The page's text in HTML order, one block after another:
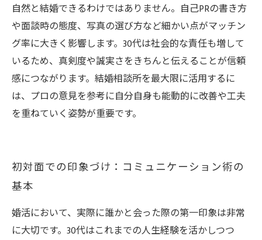
自然と結婚できるわけではありません。自己PRの書き方
や面談時の態度、写真の選び方など細かい点がマッチン
グ率に大きく影響します。30代は社会的な責任も増して
いるため、真剣度や誠実さをきちんと伝えることが信頼
感につながります。結婚相談所を最大限に活用するに
は、プロの意見を参考に自分自身も能動的に改善や工夫
を重ねていく姿勢が重要です。
初対面での印象づけ：コミュニケーション術の
基本
婚活において、実際に誰かと会った際の第一印象は非常
に大切です。30代はこれまでの人生経験を活かしつつ